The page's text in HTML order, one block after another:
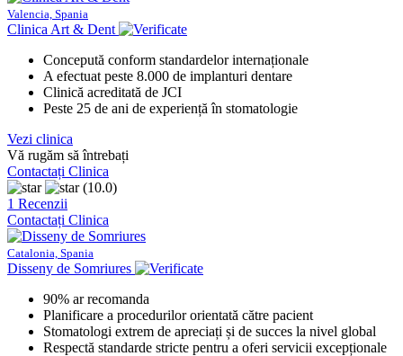
Valencia, Spania
Clinica Art & Dent
Concepută conform standardelor internaționale
A efectuat peste 8.000 de implanturi dentare
Clinică acreditată de JCI
Peste 25 de ani de experiență în stomatologie
Vezi clinica
Vă rugăm să întrebați
Contactați Clinica
(10.0)
1 Recenzii
Contactați Clinica
Catalonia, Spania
Disseny de Somriures
90% ar recomanda
Planificare a procedurilor orientată către pacient
Stomatologi extrem de apreciați și de succes la nivel global
Respectă standarde stricte pentru a oferi servicii excepționale